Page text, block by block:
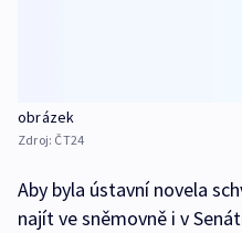
obrázek
Zdroj: ČT24
Aby byla ústavní novela
najít ve sněmovně i v